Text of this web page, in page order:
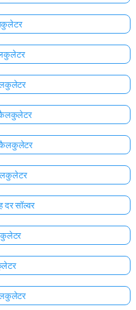
कैलकुलेटर
दर सॉल्वर